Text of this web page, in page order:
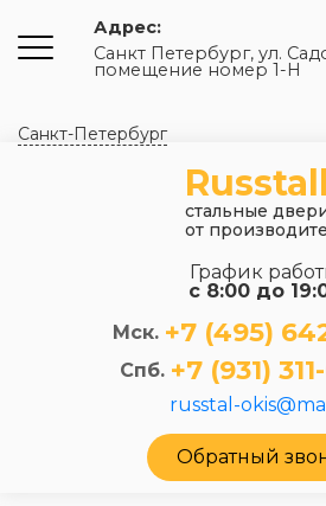
Адрес:
Санкт Петербург, ул.
помещение номер 1-Н
Санкт-Петербург
Russtall
стальные
от
График
с 8:00 до
Мск. +7 (495)
Спб. +7 (931)
russtal-
Обратный